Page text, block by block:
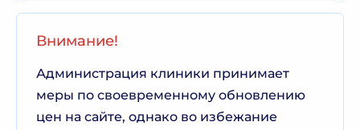
Внимание!
Администрация клиники принимает
меры по своевременному обновлению
цен на сайте, однако во избежание